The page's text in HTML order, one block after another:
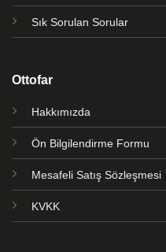
Sık Sorulan Sorular
Ottofar
Hakkımızda
Ön Bilgilendirme Formu
Mesafeli Satış Sözleşmesi
KVKK